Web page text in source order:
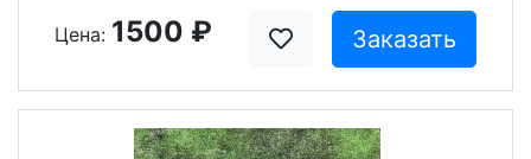
Цена: 1500 ₽ Заказать